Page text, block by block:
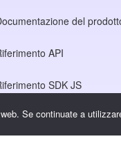
del
API
SDK JS
Se continuate a